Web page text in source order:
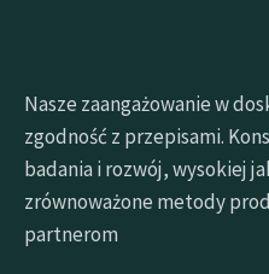
Nasze zaangażowanie w
zgodność z przepisami.
badania i rozwój, wysokiej
zrównoważone metody
partnerom